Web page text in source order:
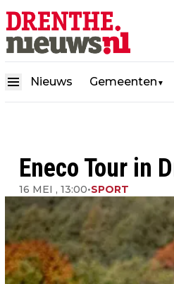
Nieuws Gemeenten ▼
Eneco Tour in
16 MEI , 13:00•SPORT